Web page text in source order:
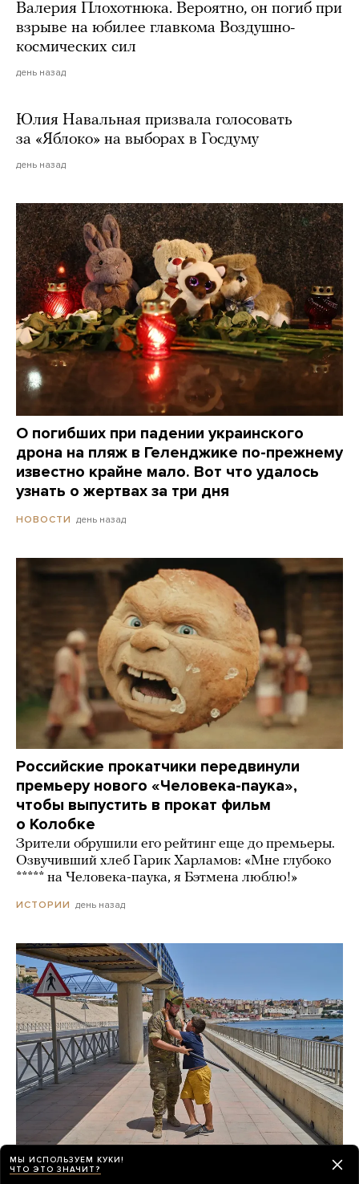
Валерия Плохотнюка. Вероятно, он погиб при
взрыве на юбилее главкома Воздушно-
космических сил
день назад
Юлия Навальная призвала голосовать
за «Яблоко» на выборах в Госдуму
день назад
О погибших при падении украинского
дрона на пляж в Геленджике по-прежнему
известно крайне мало. Вот что удалось
узнать о жертвах за три дня
НОВОСТИ день назад
Российские прокатчики передвинули
премьеру нового «Человека-паука»,
чтобы выпустить в прокат фильм
о Колобке
Зрители обрушили его рейтинг еще до премьеры.
Озвучивший хлеб Гарик Харламов: «Мне глубоко
***** на Человека-паука, я Бэтмена люблю!»
ИСТОРИИ день назад
После миграционного кризиса
МЫ ИСПОЛЬЗУЕМ КУКИ!
ЧТО ЭТО ЗНАЧИТ?